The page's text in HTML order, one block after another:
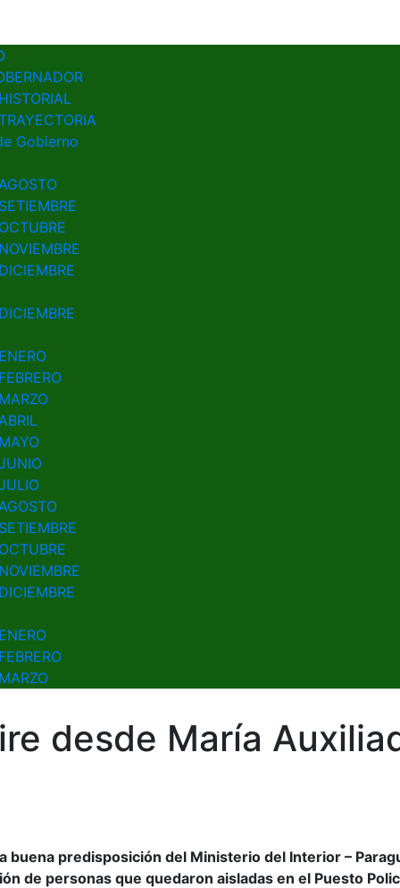
Gobierno
desde María
buena predisposición del Ministerio del Interior –
de personas que quedaron aisladas en el Puesto